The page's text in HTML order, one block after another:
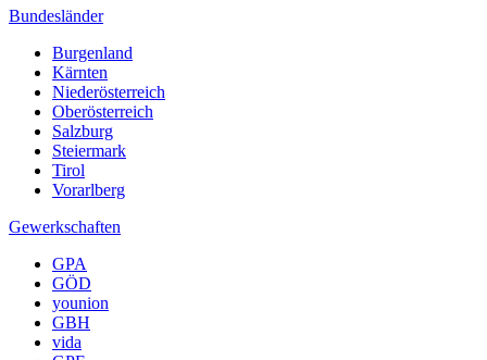
Bundesländer
Burgenland
Kärnten
Niederösterreich
Oberösterreich
Salzburg
Steiermark
Tirol
Vorarlberg
Gewerkschaften
GPA
GÖD
younion
GBH
vida